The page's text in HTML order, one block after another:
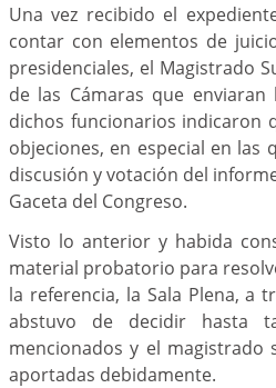
Una vez recibido el
contar con elementos de
presidenciales, el Magistrado
de las Cámaras que
dichos funcionarios indicaron
objeciones, en especial en las
discusión y votación del
Gaceta del Congreso.
Visto lo anterior y habida
material probatorio para
la referencia, la Sala Plena, a
abstuvo de decidir hasta
mencionados y el magistrado
aportadas debidamente.